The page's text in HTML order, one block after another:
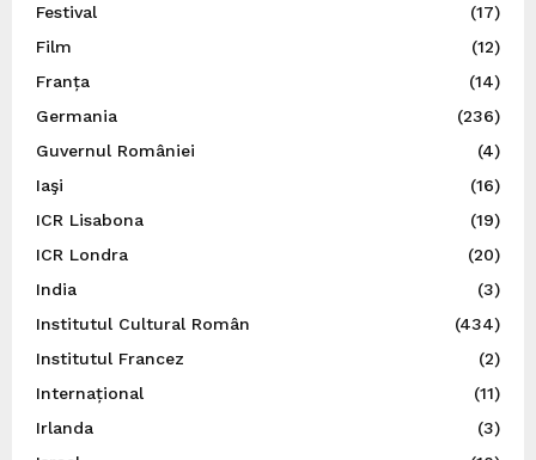
Festival
(17)
Film
(12)
Franța
(14)
Germania
(236)
Guvernul României
(4)
Iaşi
(16)
ICR Lisabona
(19)
ICR Londra
(20)
India
(3)
Institutul Cultural Român
(434)
Institutul Francez
(2)
Internațional
(11)
Irlanda
(3)